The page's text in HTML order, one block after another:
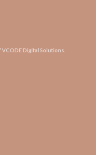
VCODE Digital Solutions